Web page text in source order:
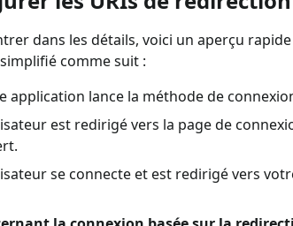
dans les détails, voici un aperçu
comme suit :
application lance la méthode de
est redirigé vers la page de
se connecte et est redirigé vers